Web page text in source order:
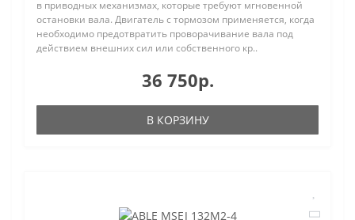
в приводных механизмах, которые требуют мгновенной
остановки вала. Двигатель с тормозом применяется, когда
необходимо предотвратить проворачивание вала под
действием внешних сил или собственного кр..
36 750р.
В КОРЗИНУ